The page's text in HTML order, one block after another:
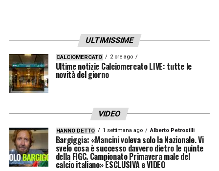
ULTIMISSIME
CALCIOMERCATO 2 ore ago
Ultime notizie Calciomercato LIVE: tutte le
novità del giorno
VIDEO
HANNO DETTO 1 settimana ago Alberto Petrosilli
Bargiggia: «Mancini voleva solo la Nazionale. Vi
svelo cosa è successo davvero dietro le quinte
della FIGC. Campionato Primavera male del
calcio italiano» ESCLUSIVA e VIDEO